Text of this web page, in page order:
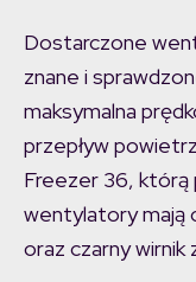
Dostarczone
znane i
maksymalna
przepływ
Freezer 36,
wentylatory mają
oraz czarny wirnik